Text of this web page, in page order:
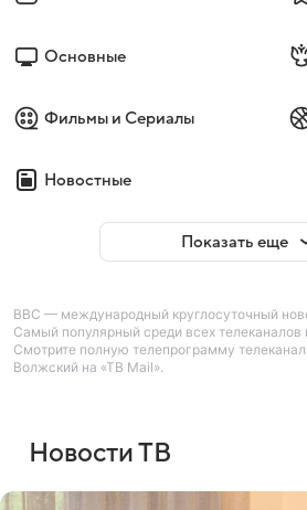
Основные
Фильмы и Сериалы
Новостные
Показать еще
BBC — международный круглосуточный
Самый популярный среди всех телеканалов
Смотрите полную телепрограмму
Волжский на «ТВ Mail».
Новости ТВ